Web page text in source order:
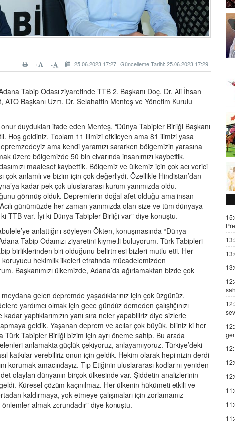
25.06.2023 17:27 | Güncelleme Tarihi: 25.06.2023 17:29
-
+
Tabip Odası ziyaretinde TTB 2. Başkanı Doç. Dr. Ali İhsan
Başkanı Uzm. Dr. Selahattin Menteş ve Yönetim Kurulu
duydukları ifade eden Menteş, “Dünya Tabipler Birliği Başkanı
Hoş geldiniz. Toplam 11 ilimizi etkileyen ama 81 ilimizi yasa
ama kendi yaramızı sararken bölgemizin yarasına
üzere bölgemizde 50 bin civarında insanımızı kaybettik.
maalesef kaybettik. Bölgemiz ve ülkemiz için çok acı verici
çok anlamlı ve bizim için çok değerliydi. Özellikle Hindistan’dan
kadar pek çok uluslararası kurum yanımızda oldu.
görmüş olduk. Depremlerin doğal afet olduğu ama insan
günümüzde her zaman yanımızda olan size ve tüm dünyaya
ki TTB var. İyi ki Dünya Tabipler Birliği var” diye konuştu.
anlattığını söyleyen Ökten, konuşmasında “Dünya
Tabip Odamızı ziyaretini kıymetli buluyorum. Türk Tabipleri
birliklerinden biri olduğunu belirtmesi bizleri mutlu etti. Her
hekimlik ilkeleri etrafında mücadelemizden
Başkanımızı ülkemizde, Adana’da ağırlamaktan bizde çok
meydana gelen depremde yaşadıklarınız için çok üzgünüz.
yardımcı olmak için gece gündüz demeden çalıştığınızı
yaptıklarımızın yanı sıra neler yapabiliriz diye sizlerle
geldik. Yaşanan deprem ve acılar çok büyük, biliniz ki her
Türk Tabipler Birliği bizim için ayrı öneme sahip. Bu arada
anlamakta güçlük çekiyoruz, anlayamıyoruz. Türkiye’deki
katkılar verebiliriz onun için geldik. Hekim olarak hepimizin derdi
korumak amacındayız. Tıp Etiğinin uluslararası kodlarını yeniden
olayları dünyanın birçok ülkesinde var. Şiddetin analizlerinin
Küresel çözüm kaçınılmaz. Her ülkenin hükümeti etkili ve
kaldırmaya, yok etmeye çalışmaları için zorlamamız
almak zorundadır” diye konuştu.